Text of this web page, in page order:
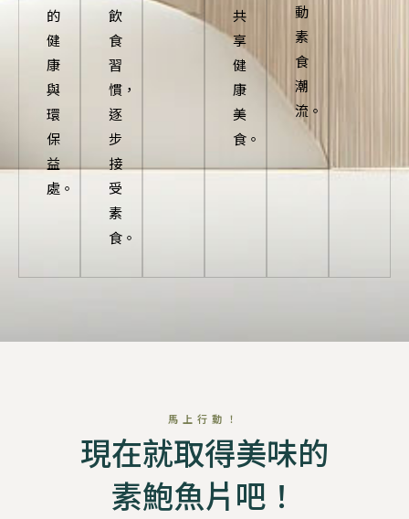
的
健
康
與
環
保
益
處。
飲
食
習
慣，
逐
步
接
受
素
食。
共
享
健
康
美
食。
動
素
食
潮
流。
馬上行動！
現在就取得美味的
素鮑魚片吧！